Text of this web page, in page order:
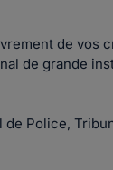
de vos
de grande
de Police,